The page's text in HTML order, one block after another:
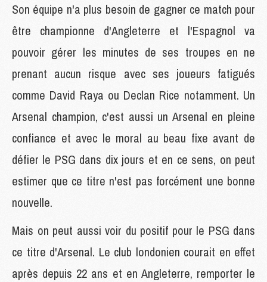
Son équipe n'a plus besoin de gagner ce match pour
être championne d'Angleterre et l'Espagnol va
pouvoir gérer les minutes de ses troupes en ne
prenant aucun risque avec ses joueurs fatigués
comme David Raya ou Declan Rice notamment. Un
Arsenal champion, c'est aussi un Arsenal en pleine
confiance et avec le moral au beau fixe avant de
défier le PSG dans dix jours et en ce sens, on peut
estimer que ce titre n'est pas forcément une bonne
nouvelle.
Mais on peut aussi voir du positif pour le PSG dans
ce titre d'Arsenal. Le club londonien courait en effet
après depuis 22 ans et en Angleterre, remporter le